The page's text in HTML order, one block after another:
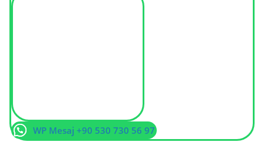
WP Mesaj +90 530 730 56 97